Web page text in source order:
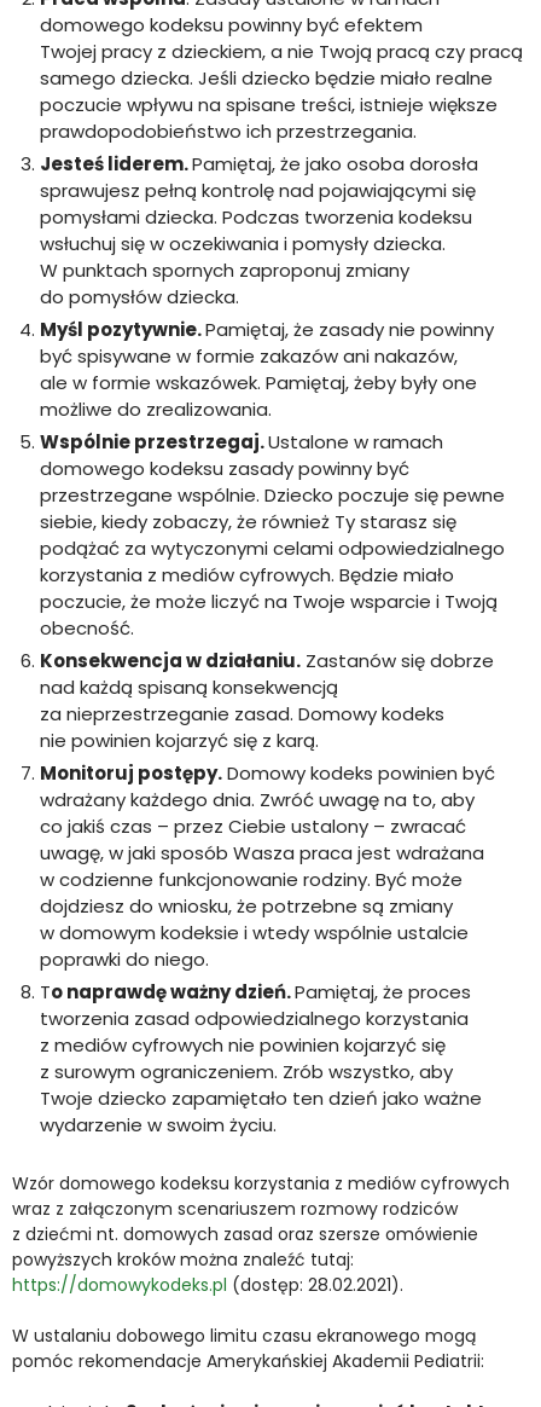
domowego kodeksu powinny być efektem
Twojej pracy z dzieckiem, a nie Twoją pracą czy pracą
samego dziecka. Jeśli dziecko będzie miało realne
poczucie wpływu na spisane treści, istnieje większe
prawdopodobieństwo ich przestrzegania.
Jesteś liderem.Pamiętaj, że jako osoba dorosła
sprawujesz pełną kontrolę nad pojawiającymi się
pomysłami dziecka. Podczas tworzenia kodeksu
wsłuchuj się w oczekiwania i pomysły dziecka.
W punktach spornych zaproponuj zmiany
do pomysłów dziecka.
Myśl pozytywnie.Pamiętaj, że zasady nie powinny
być spisywane w formie zakazów ani nakazów,
ale w formie wskazówek. Pamiętaj, żeby były one
możliwe do zrealizowania.
Wspólnie przestrzegaj.Ustalone w ramach
domowego kodeksu zasady powinny być
przestrzegane wspólnie. Dziecko poczuje się pewne
siebie, kiedy zobaczy, że również Ty starasz się
podążać za wytyczonymi celami odpowiedzialnego
korzystania z mediów cyfrowych. Będzie miało
poczucie, że może liczyć na Twoje wsparcie i Twoją
obecność.
Konsekwencja w działaniu.Zastanów się dobrze
nad każdą spisaną konsekwencją
za nieprzestrzeganie zasad. Domowy kodeks
nie powinien kojarzyć się z karą.
Monitoruj postępy.Domowy kodeks powinien być
wdrażany każdego dnia. Zwróć uwagę na to, aby
co jakiś czas – przez Ciebie ustalony – zwracać
uwagę, w jaki sposób Wasza praca jest wdrażana
w codzienne funkcjonowanie rodziny. Być może
dojdziesz do wniosku, że potrzebne są zmiany
w domowym kodeksie i wtedy wspólnie ustalcie
poprawki do niego.
To naprawdę ważny dzień.Pamiętaj, że proces
tworzenia zasad odpowiedzialnego korzystania
z mediów cyfrowych nie powinien kojarzyć się
z surowym ograniczeniem. Zrób wszystko, aby
Twoje dziecko zapamiętało ten dzień jako ważne
wydarzenie w swoim życiu.
Wzór domowego kodeksu korzystania z mediów cyfrowych
wraz z załączonym scenariuszem rozmowy rodziców
z dziećmi nt. domowych zasad oraz szersze omówienie
powyższych kroków można znaleźć tutaj:
https://domowykodeks.pl (otwiera się w nowej karcie)
(dostęp: 28.02.2021).
W ustalaniu dobowego limitu czasu ekranowego mogą
pomóc rekomendacje Amerykańskiej Akademii Pediatrii: